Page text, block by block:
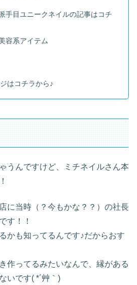
手目ユニークネイルの記事はコチ
容系アイテム
はコチラから♪
うんですけど、ミチネイルさん本
に当時（？今もかな？？）の社長
す！！
かも知ってるんです♪だからおす
作ってるみたいなんで、縁がある
いです( *´艸｀)